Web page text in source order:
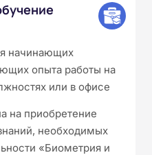
начинающих
опыта работы на
или в офисе
на приобретение
необходимых
«Биометрия и